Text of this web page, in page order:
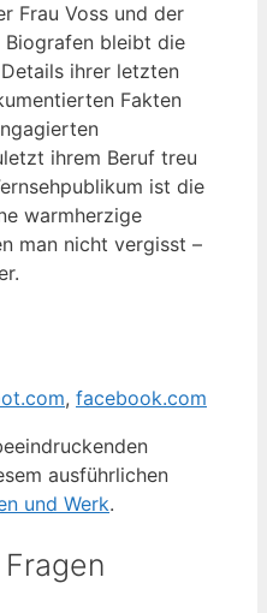
Frau Voss und der
Biografen bleibt die
ihrer letzten
Fakten
ihrem Beruf treu
ist die
warmherzige
man nicht vergisst –
, facebook.com
ausführlichen
und Werk.